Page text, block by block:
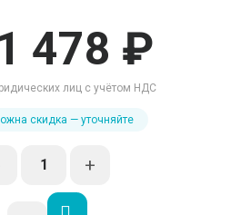
478 ₽
лиц с учётом НДС
скидка — уточняйте
+